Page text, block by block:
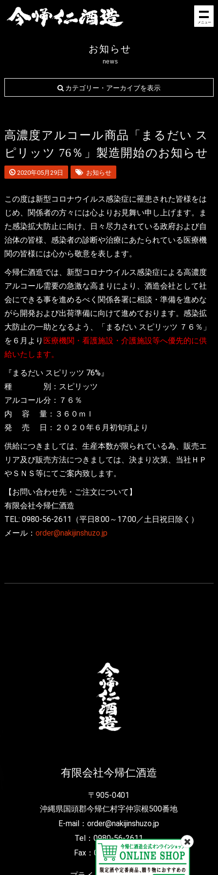
メニュー
お知らせ
news
カテゴリー・アーカイブを表示
高濃度アルコール商品「まるだい ス
ピリッツ 76％」製造開始のお知らせ
2020年05月29日 お知らせ
この度は新型コロナウイルス感染症に罹患された皆様をは
じめ、関係者の方々には心よりお見舞い申し上げます。ま
た感染拡大防止に向け、日々尽力されている政府および自
治体の皆様、感染者の診断や治療にあたられている医療機
関の皆様には心から敬意を表します。
今帰仁酒造では、新型コロナウイルス感染症による高濃度
アルコール需要の急激な高まりにより、酒造会社として社
会にできる事を進めるべく関係各署に相談・準備を進めな
がら開発および出荷準備に向けて進めております。感染拡
大防止の一助となるよう、「まるだい スピリッツ ７６％」
を６月より 医療機関・看護施設・介護施設等へ優先的に供
給いたします。
『まるだい スピリッツ 76%』
種 別：スピリッツ
アルコール分：７６％
内 容 量：３６０ｍｌ
発 売 日：２０２０年６月初旬頃より
供給につきましては、生産本数が限られている為、販売エ
リア及び販売方法につきましては、決まり次第、当社ＨＰ
やＳＮＳ等にてご案内致します。
【お問い合わせ先・ご注文について】
有限会社今帰仁酒造
TEL: 0980-56-2611（平日8:00～17:00／土日祝日除く）
メール： order@nakijinshuzo.jp
有限会社今帰仁酒造
〒905-0401
沖縄県国頭郡今帰仁村字仲宗根500番地
E-mail：order@nakijinshuzo.jp
Tel：0980-56-2611
Fax：0980-56-4598